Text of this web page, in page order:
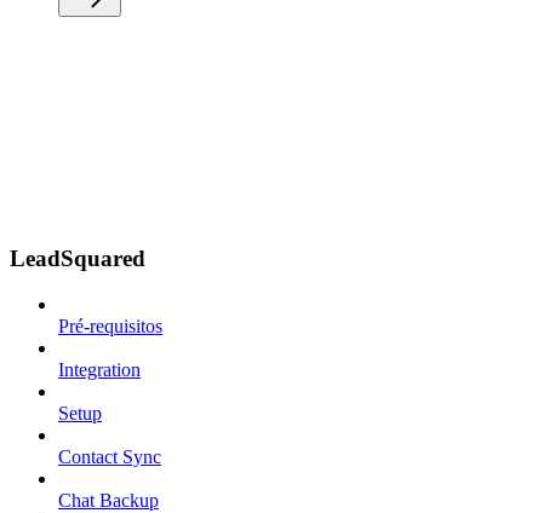
LeadSquared
Pré-requisitos
Integration
Setup
Contact Sync
Chat Backup